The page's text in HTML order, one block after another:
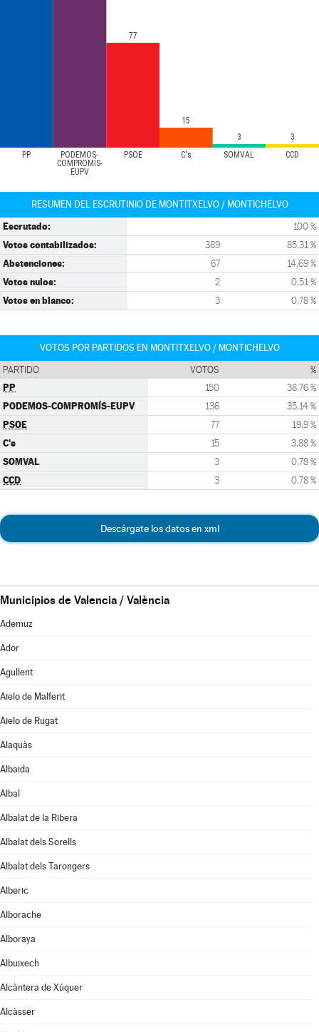
PP
PODEMOS-
COMPROMÍS-
EUPV
PSOE C's SOMVAL CCD
77
15
3
3
RESUMEN DEL ESCRUTINIO DE MONTITXELVO / MONTICHELVO
Escrutado: 100 %
Votos contabilizados: 389 85,31 %
Abstenciones: 67 14,69 %
Votos nulos: 2 0,51 %
Votos en blanco: 3 0,78 %
VOTOS POR PARTIDOS EN MONTITXELVO / MONTICHELVO
PARTIDO VOTOS %
PP 150 38,76 %
PODEMOS-COMPROMÍS-EUPV 136 35,14 %
PSOE 77 19,9 %
C's 15 3,88 %
SOMVAL 3 0,78 %
CCD 3 0,78 %
Descárgate los datos en xml
Municipios de Valencia / València
Ademuz
Ador
Agullent
Aielo de Malferit
Aielo de Rugat
Alaquàs
Albaida
Albal
Albalat de la Ribera
Albalat dels Sorells
Albalat dels Tarongers
Alberic
Alborache
Alboraya
Albuixech
Alcàntera de Xúquer
Alcàsser